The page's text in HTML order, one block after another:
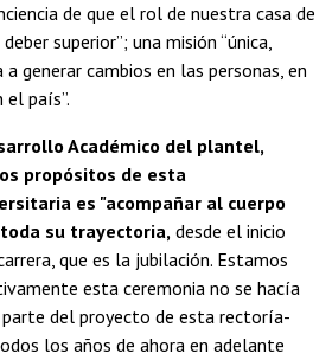
de que el rol de nuestra casa de
superior”; una misión “única,
generar cambios en las personas, en
país”.
Académico del plantel,
propósitos de esta
es "acompañar al cuerpo
su trayectoria, desde el inicio
que es la jubilación. Estamos
esta ceremonia no se hacía
del proyecto de esta rectoría-
los años de ahora en adelante